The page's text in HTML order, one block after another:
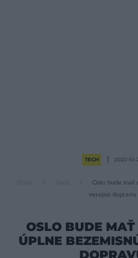
TECH 2022-10-
Drive
Oslo bude mať
verejnú dopravu
OSLO BUDE
ÚPLNE